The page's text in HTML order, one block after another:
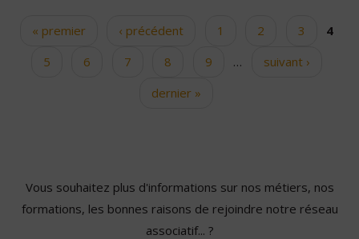
Pages« premier ‹ précédent 1 2 3
4
5
6 7 8 9 …
suivant ›
dernier »
Vous souhaitez plus d'informations sur nos métiers, nos
formations, les bonnes raisons de rejoindre notre réseau
associatif... ?